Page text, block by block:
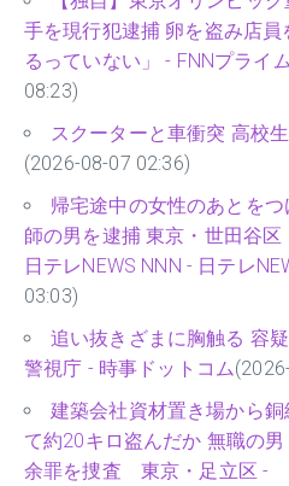
手を現行犯逮捕 卵を盗み店
るっていない」 - FNNプライ
08:23)
スクーターと車衝突 高校
(2026-08-07 02:36)
帰宅途中の女性のあとを
師の男を逮捕 東京・世田谷区
日テレNEWS NNN - 日テレ
03:03)
追い抜きざまに胸触る 容
警視庁 - 時事ドットコム
建築会社資材置き場から
て約20キロ盗んだか 無職の
余罪を捜査 東京・足立区 -